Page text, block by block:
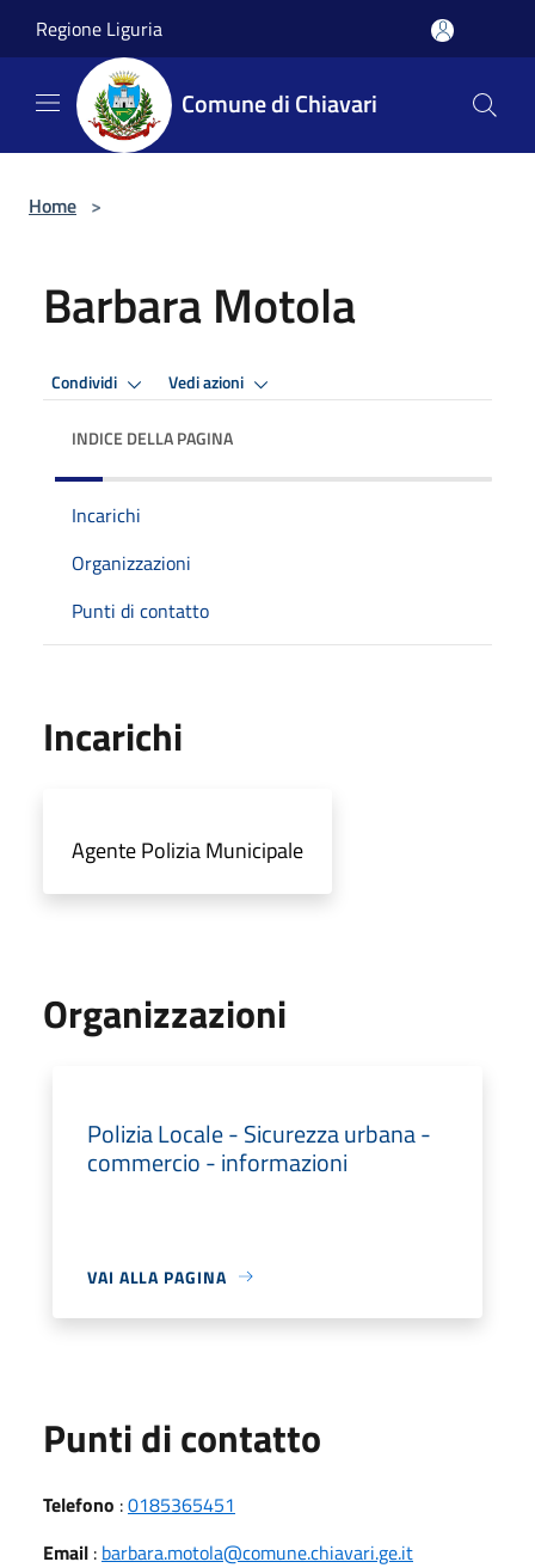
Regione Liguria
Comune di Chiavari
Home >
Barbara Motola
Condividi Vedi azioni
INDICE DELLA PAGINA
Incarichi
Organizzazioni
Punti di contatto
Incarichi
Agente Polizia Municipale
Organizzazioni
Polizia Locale - Sicurezza urbana -
commercio - informazioni
VAI ALLA PAGINA
Punti di contatto
Telefono :0185365451
Email : barbara.motola@comune.chiavari.ge.it